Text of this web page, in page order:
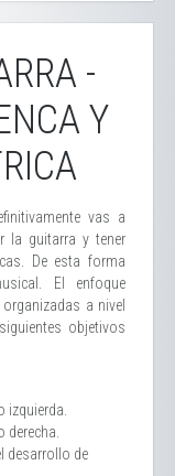
-
Y
vas a
la guitarra y tener
De esta forma
El enfoque
a nivel
objetivos
izquierda.
desarrollo de